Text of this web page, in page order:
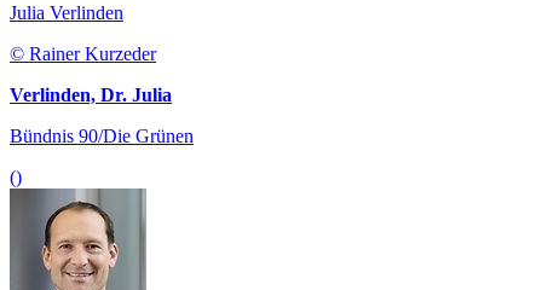
Julia Verlinden
© Rainer Kurzeder
Verlinden, Dr. Julia
Bündnis 90/Die Grünen
()